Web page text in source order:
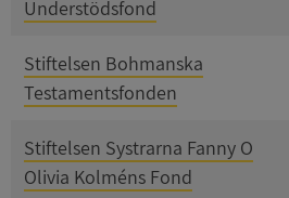
Understödsfond
Stiftelsen Bohmanska
Testamentsfonden
Stiftelsen Systrarna Fanny O
Olivia Kolméns Fond